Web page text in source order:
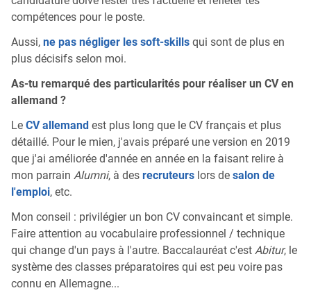
compétences pour le poste.
Aussi, ne pas négliger les soft-skills qui sont de plus en
plus décisifs selon moi.
As-tu remarqué des particularités pour réaliser un CV en
allemand ?
Le CV allemand est plus long que le CV français et plus
détaillé. Pour le mien, j'avais préparé une version en 2019
que j'ai améliorée d'année en année en la faisant relire à
mon parrain Alumni, à des recruteurs lors de salon de
l'emploi, etc.
Mon conseil : privilégier un bon CV convaincant et simple.
Faire attention au vocabulaire professionnel / technique
qui change d'un pays à l'autre. Baccalauréat c'est Abitur, le
système des classes préparatoires qui est peu voire pas
connu en Allemagne...